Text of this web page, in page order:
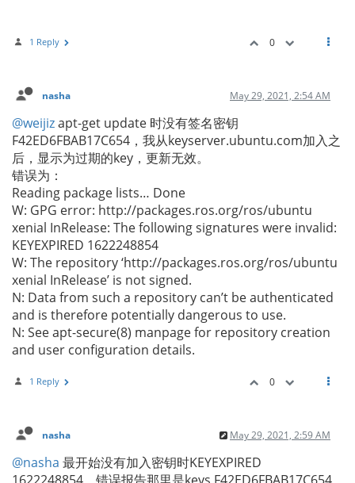
1 Reply 0
nasha May 29, 2021, 2:54 AM
@weijizapt-get update 时没有签名密钥
F42ED6FBAB17C654，我从keyserver.ubuntu.com加入之
后，显示为过期的key，更新无效。
错误为：
Reading package lists… Done
W: GPG error: http://packages.ros.org/ros/ubuntu
xenial InRelease: The following signatures were invalid:
KEYEXPIRED 1622248854
W: The repository ‘http://packages.ros.org/ros/ubuntu
xenial InRelease’ is not signed.
N: Data from such a repository can’t be authenticated
and is therefore potentially dangerous to use.
N: See apt-secure(8) manpage for repository creation
and user configuration details.
1 Reply 0
nasha May 29, 2021, 2:59 AM
@nasha 最开始没有加入密钥时KEYEXPIRED